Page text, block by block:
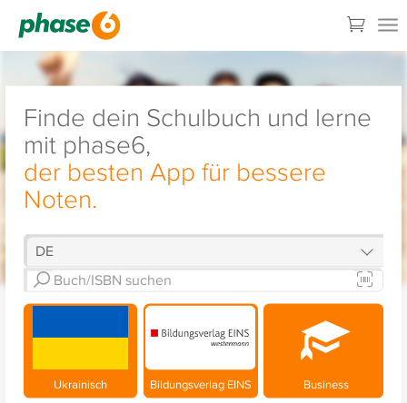
Finde dein Schulbuch und lerne
mit phase6,
der besten App für bessere
Noten.
Ukrainisch Bildungsverlag EINS Business